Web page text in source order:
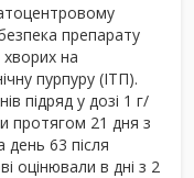
препарату
хворих на
пурпуру (ІТП).
підряд у дозі 1 г/
протягом 21 дня з
63 після
оцінювали в дні з 2